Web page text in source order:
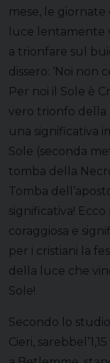
mese, le
luce lentamente
a trionfare sul
dissero: ‘Noi non
Per noi il Sole è
vero trionfo della
una significativa
Sole (seconda
tomba della
Tomba
significativa!
coraggiosa e
per i cristiani la
della luce che
Sole!
Secondo lo
Cieri,